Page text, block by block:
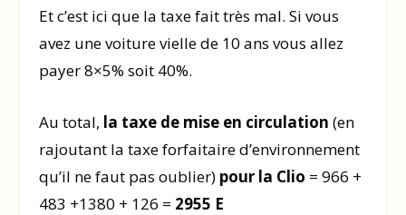
Et c’est ici que la taxe fait très mal. Si vous
avez une voiture vielle de 10 ans vous allez
payer 8×5% soit 40%.
Au total, la taxe de mise en circulation (en
rajoutant la taxe forfaitaire d’environnement
qu’il ne faut pas oublier) pour la Clio = 966 +
483 +1380 + 126 = 2955 E